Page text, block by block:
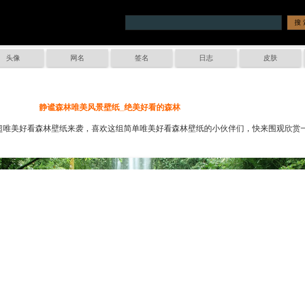
头像 网名 签名 日志 皮肤
静谧森林唯美风景壁纸_绝美好看的森林
美好看森林壁纸来袭，喜欢这组简单唯美好看森林壁纸的小伙伴们，快来围观欣赏